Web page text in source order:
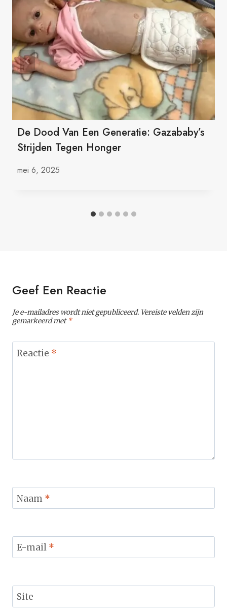
De Dood Van Een Generatie: Gazababy’s
Strijden Tegen Honger
mei 6, 2025
Geef Een Reactie
Je e-mailadres wordt niet gepubliceerd. Vereiste velden zijn
gemarkeerd met*
Reactie *
Naam *
E-mail *
Site